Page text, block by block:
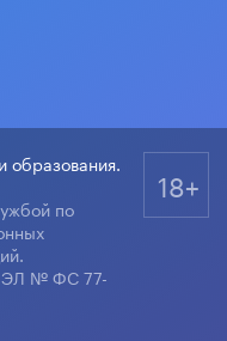
по
ЭЛ № ФС 77-
18+